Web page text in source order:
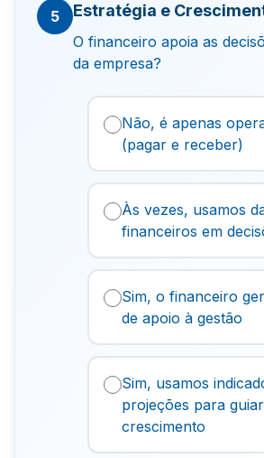
5 Estratégia e
O financeiro apoia as
da empresa?
Não, é apenas
(pagar e receber)
Às vezes, usamos
financeiros em
Sim, o financeiro
de apoio à gestão
Sim, usamos
projeções para
crescimento